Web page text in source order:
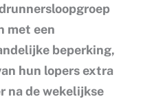
met een
beperking,
hun lopers extra
na de wekelijkse